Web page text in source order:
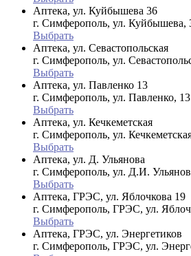
Аптека, ул. Куйбышева 36
г. Симферополь, ул. Куйбышева,
Выбрать
Аптека, ул. Севастопольская
г. Симферополь, ул.
Выбрать
Аптека, ул. Павленко 13
г. Симферополь, ул. Павленко, 13
Выбрать
Аптека, ул. Кечкеметская
г. Симферополь, ул.
Выбрать
Аптека, ул. Д. Ульянова
г. Симферополь, ул. Д.И.
Выбрать
Аптека, ГРЭС, ул. Яблочкова 19
г. Симферополь, ГРЭС, ул.
Выбрать
Аптека, ГРЭС, ул. Энергетиков
г. Симферополь, ГРЭС, ул.